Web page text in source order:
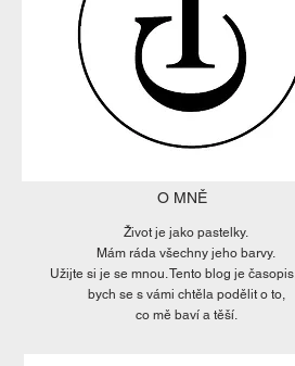
O MNĚ
Život je jako pastelky.
Mám ráda všechny jeho barvy.
Užijte si je se mnou. Tento blog je
bych se s vámi chtěla podělit o to,
co mě baví a těší.